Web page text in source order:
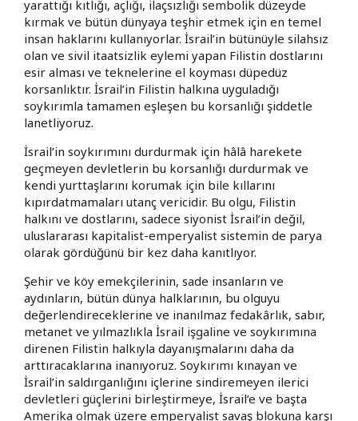
yarattığı kıtlığı, açlığı, ilaçsızlığı sembolik düzeyde
kırmak ve bütün dünyaya teşhir etmek için en temel
insan haklarını kullanıyorlar. İsrail’in bütünüyle silahsız
olan ve sivil itaatsizlik eylemi yapan Filistin dostlarını
esir alması ve teknelerine el koyması düpedüz
korsanlıktır. İsrail’in Filistin halkına uyguladığı
soykırımla tamamen eşleşen bu korsanlığı şiddetle
lanetliyoruz.
İsrail’in soykırımını durdurmak için hâlâ harekete
geçmeyen devletlerin bu korsanlığı durdurmak ve
kendi yurttaşlarını korumak için bile kıllarını
kıpırdatmamaları utanç vericidir. Bu olgu, Filistin
halkını ve dostlarını, sadece siyonist İsrail’in değil,
uluslararası kapitalist-emperyalist sistemin de parya
olarak gördüğünü bir kez daha kanıtlıyor.
Şehir ve köy emekçilerinin, sade insanların ve
aydınların, bütün dünya halklarının, bu olguyu
değerlendireceklerine ve inanılmaz fedakârlık, sabır,
metanet ve yılmazlıkla İsrail işgaline ve soykırımına
direnen Filistin halkıyla dayanışmalarını daha da
arttıracaklarına inanıyoruz. Soykırımı kınayan ve
İsrail’in saldırganlığını içlerine sindiremeyen ilerici
devletleri güçlerini birleştirmeye, İsrail’e ve başta
Amerika olmak üzere emperyalist savaş blokuna karşı